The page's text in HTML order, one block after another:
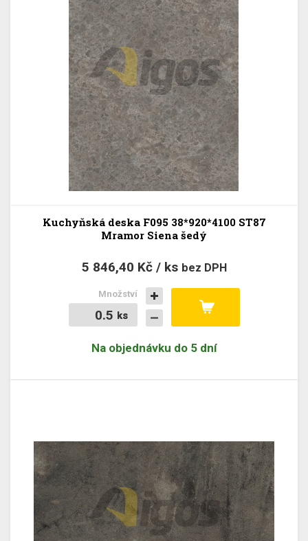
Kuchyňská deska F095 38*920*4100 ST87
Mramor Siena šedý
5 846,40 Kč / ks bez DPH
ks
ks
Množství
Na objednávku do 5 dní